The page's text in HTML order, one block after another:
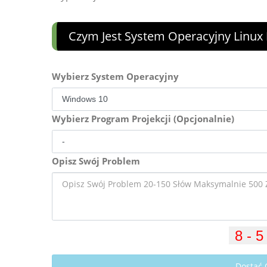
Czym Jest System Operacyjny
Wybierz System Operacyjny
Wybierz Program Projekcji (Opcjonalnie)
Opisz Swój Problem